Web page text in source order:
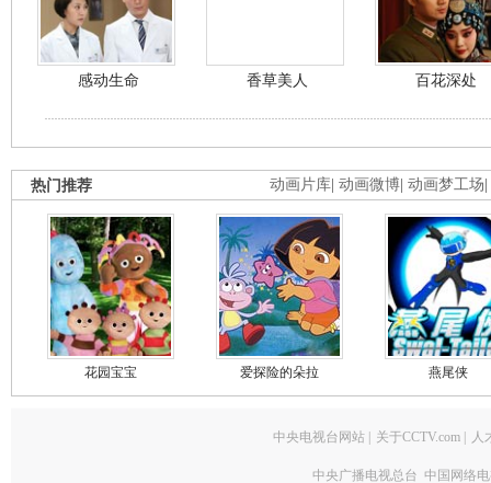
感动生命 香草美人 百花深处
动画片库 动画微博 动画梦工场
热门推荐
花园宝宝 爱探险的朵拉 燕尾侠
中央电视台网站 关于CCTV.com 人
中央广播电视总台 中国网络